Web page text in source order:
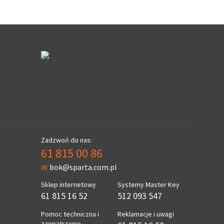
Zadzwoń do nas:
61 815 00 86
bok@sparta.com.pl
Sklep internetowy
61 815 16 52
Pomoc techniczna i
Systemy Master Key
512 093 547
Reklamacje i uwagi